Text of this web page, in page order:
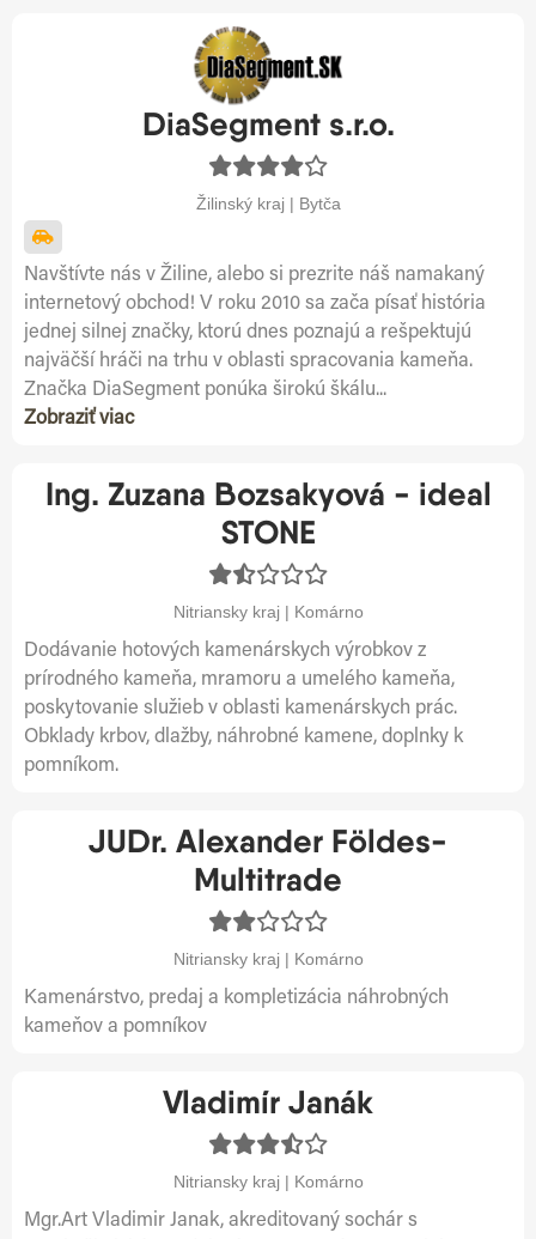
DiaSegment s.r.o.
Žilinský kraj | Bytča
Navštívte nás v Žiline, alebo si prezrite náš namakaný
internetový obchod! V roku 2010 sa zača písať história
jednej silnej značky, ktorú dnes poznajú a rešpektujú
najväčší hráči na trhu v oblasti spracovania kameňa.
Značka DiaSegment ponúka širokú škálu...
Zobraziť viac
Ing. Zuzana Bozsakyová - ideal
STONE
Nitriansky kraj | Komárno
Dodávanie hotových kamenárskych výrobkov z
prírodného kameňa, mramoru a umelého kameňa,
poskytovanie služieb v oblasti kamenárskych prác.
Obklady krbov, dlažby, náhrobné kamene, doplnky k
pomníkom.
JUDr. Alexander Földes-
Multitrade
Nitriansky kraj | Komárno
Kamenárstvo, predaj a kompletizácia náhrobných
kameňov a pomníkov
Vladimír Janák
Nitriansky kraj | Komárno
Mgr.Art Vladimir Janak, akreditovaný sochár s